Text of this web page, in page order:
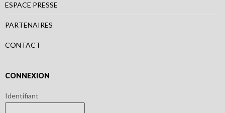
ESPACE PRESSE
PARTENAIRES
CONTACT
CONNEXION
Identifiant